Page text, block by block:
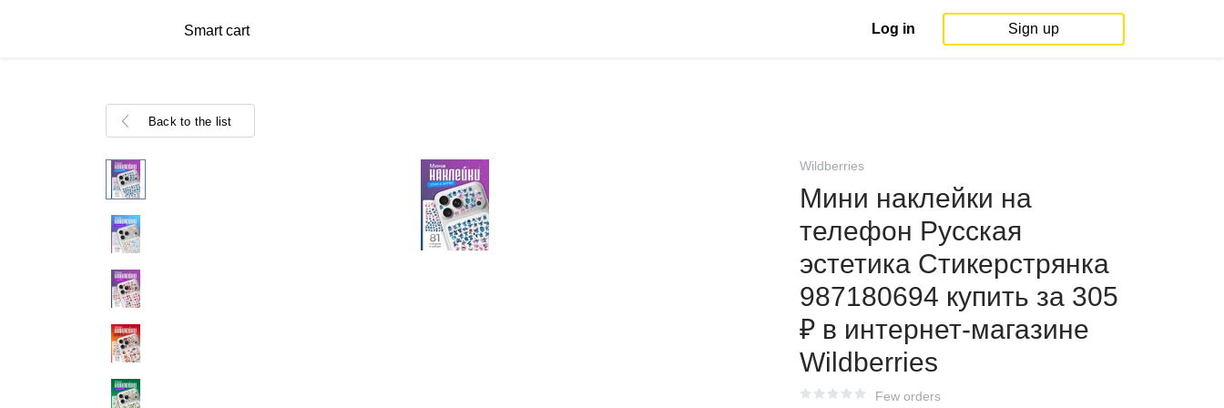
Smart cart Log in Sign up
Back to the list
Wildberries
Мини наклейки на
телефон Русская
эстетика Стикерстрянка
987180694 купить за 305
₽ в интернет‑магазине
Wildberries
Few orders